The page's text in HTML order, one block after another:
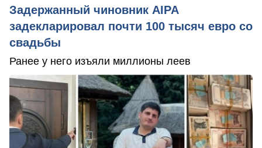
Задержанный чиновник AIPA
задекларировал почти 100 тысяч евро со
свадьбы
Ранее у него изъяли миллионы леев